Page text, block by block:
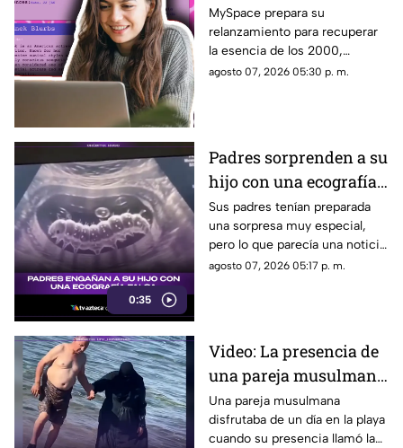
icónica red social
busca volver y revivir
la esencia de los años
2000
MySpace prepara su
relanzamiento para recuperar
la esencia de los 2000,
conectando a músicos y
agosto 07, 2026 05:30 p. m.
0:35
Padres sorprenden a su
hijo con una ecografía
falsa y su reacción se
vuelve inolvidable
Sus padres tenían preparada
una sorpresa muy especial,
pero lo que parecía una noticia
increíble terminó siendo una
agosto 07, 2026 05:17 p. m.
Video: La presencia de
una pareja musulmana
en la playa provoca
reacciones
Una pareja musulmana
disfrutaba de un día en la playa
cuando su presencia llamó la